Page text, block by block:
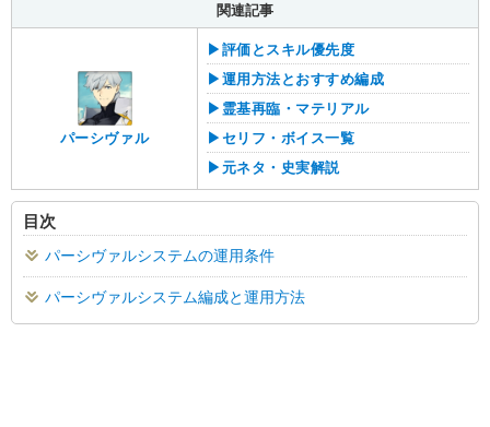
関連記事
パーシヴァル
▶︎評価とスキル優先度
▶︎運用方法とおすすめ編成
▶︎霊基再臨・マテリアル
▶︎セリフ・ボイス一覧
▶︎元ネタ・史実解説
目次
パーシヴァルシステムの運用条件
パーシヴァルシステム編成と運用方法